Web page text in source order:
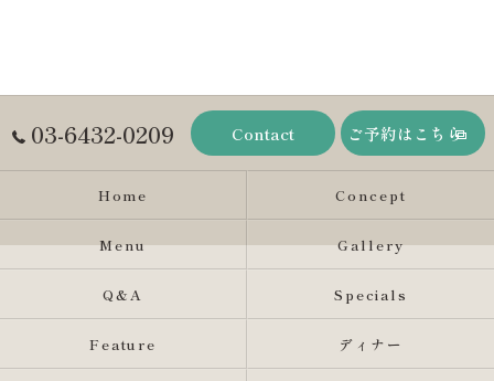
03-6432-0209 Contact ご予約はこちら
Home Concept
Menu Gallery
Q&A Specials
Feature ディナー